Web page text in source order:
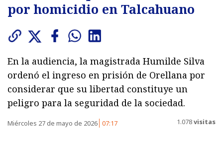
por homicidio en Talcahuano
En la audiencia, la magistrada Humilde Silva
ordenó el ingreso en prisión de Orellana por
considerar que su libertad constituye un
peligro para la seguridad de la sociedad.
Miércoles 27 de mayo de 2026 07:17 1.078visitas